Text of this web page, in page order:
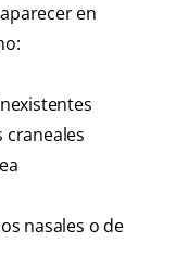
en
craneales
nasales o de